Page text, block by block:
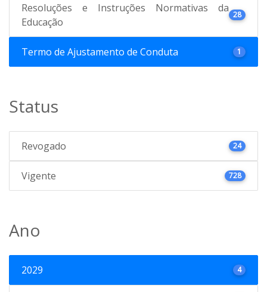
Resoluções e Instruções Normativas da
Educação
28
Termo de Ajustamento de Conduta 1
Status
Revogado 24
Vigente 728
Ano
2029 4